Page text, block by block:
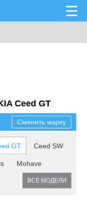
Ceed GT
Сменить марку
GT Ceed SW
Mohave
ВСЕ МОДЕЛИ